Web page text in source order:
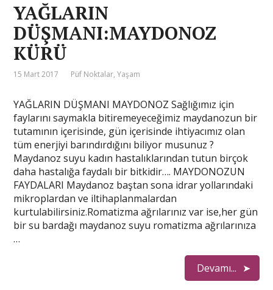
YAĞLARIN
DÜŞMANI:MAYDONOZ
KÜRÜ
15 Mart 2017 Püf Noktalar,Yaşam
YAĞLARIN DÜŞMANI MAYDONOZ Sağlığımız için
faylarını saymakla bitiremeyeceğimiz maydanozun bir
tutamının içerisinde, gün içerisinde ihtiyacımız olan
tüm enerjiyi barındırdığını biliyor musunuz ?
Maydanoz suyu kadın hastalıklarından tutun birçok
daha hastalığa faydalı bir bitkidir…. MAYDONOZUN
FAYDALARI Maydanoz baştan sona idrar yollarındaki
mikroplardan ve iltihaplanmalardan
kurtulabilirsiniz.Romatizma ağrılarınız var ise,her gün
bir su bardağı maydanoz suyu romatizma ağrılarınıza
…
Devamı...